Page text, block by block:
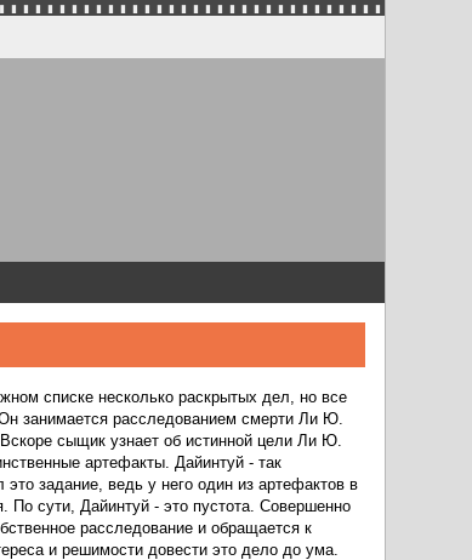
списке несколько раскрытых дел, но все
занимается расследованием смерти Ли Ю.
сыщик узнает об истинной цели Ли Ю.
артефакты. Дайинтуй - так
задание, ведь у него один из артефактов в
По сути, Дайинтуй - это пустота. Совершенно
расследование и обращается к
и решимости довести это дело до ума.